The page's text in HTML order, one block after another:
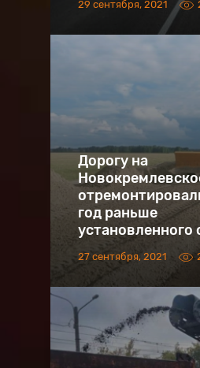
29 сентября, 2021
Дорогу на
год раньше
установленного
27 сентября, 2021